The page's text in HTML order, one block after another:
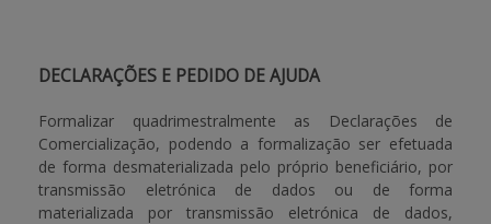
DECLARAÇÕES E PEDIDO DE AJUDA
Formalizar quadrimestralmente as Declarações de
Comercialização, podendo a formalização ser efetuada
de forma desmaterializada pelo próprio beneficiário, por
transmissão eletrónica de dados ou de forma
materializada por transmissão eletrónica de dados,